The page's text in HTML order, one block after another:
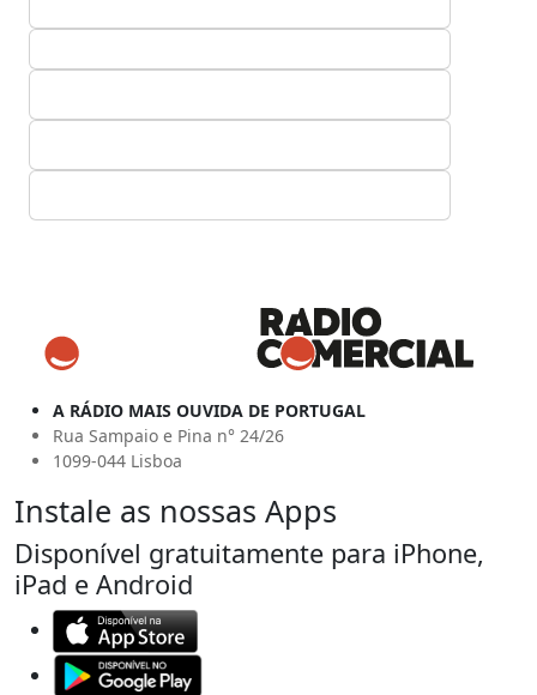
A RÁDIO MAIS OUVIDA DE PORTUGAL
Rua Sampaio e Pina n° 24/26
1099-044 Lisboa
Instale as nossas Apps
Disponível gratuitamente para iPhone,
iPad e Android